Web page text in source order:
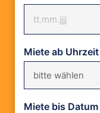
Miete ab Uhrzeit
Miete bis Datum